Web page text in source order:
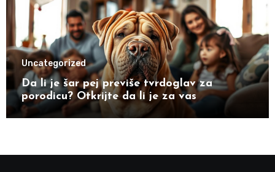
Uncategorized
Da li je šar pej previše tvrdoglav za
porodicu? Otkrijte da li je za vas